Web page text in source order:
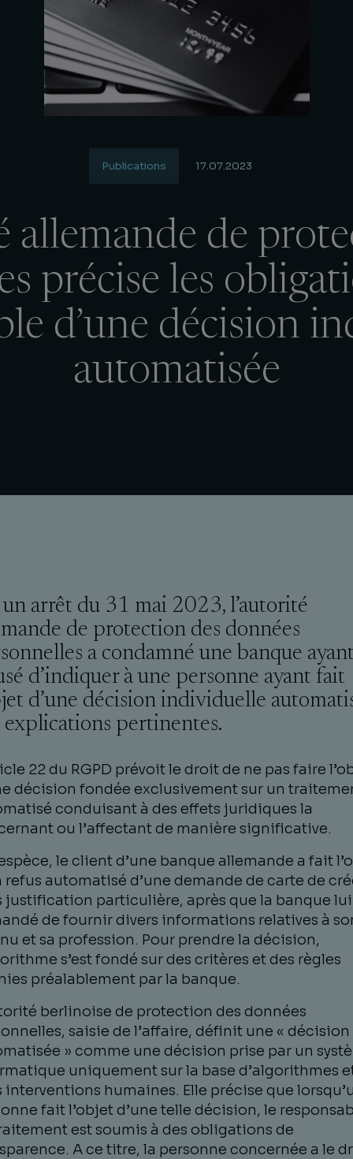
Publications 17.07.2023
allemande de
précise les
d’une décision
automatisée
un arrêt du 31 mai 2023, l’autorité
de protection des données
a condamné une banque ayant
d’indiquer à une personne ayant fait
d’une décision individuelle
explications pertinentes.
22 du RGPD prévoit le droit de ne pas faire
décision fondée exclusivement sur un
conduisant à des effets juridiques la
ou l’affectant de manière significative.
le client d’une banque allemande a fait
refus automatisé d’une demande de carte de
justification particulière, après que la banque
de fournir divers informations relatives à
et sa profession. Pour prendre la décision,
s’est fondé sur des critères et des règles
préalablement par la banque.
berlinoise de protection des données
saisie de l’affaire, définit une « décision
» comme une décision prise par un
uniquement sur la base d’algorithmes
interventions humaines. Elle précise que
fait l’objet d’une telle décision, le
est soumis à des obligations de
A ce titre, la personne concernée a le